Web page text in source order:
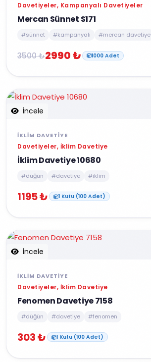
Davetiyeler, Kampanyalı Davetiyeler
Mercan Sünnet S171
#sünnet #kampanyali #mercan davetiye
3500 ₺2990 ₺ 1000 Adet
İncele
İKLIM DAVETIYE
Davetiyeler, İklim Davetiye
İklim Davetiye 10680
#düğün #davetiye #iklim
1195 ₺ 1 Kutu (100 Adet)
İncele
İKLIM DAVETIYE
Davetiyeler, İklim Davetiye
Fenomen Davetiye 7158
#düğün #davetiye #fenomen
303 ₺ 1 Kutu (100 Adet)